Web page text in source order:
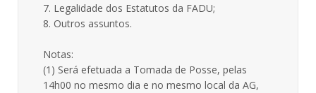
7. Legalidade dos Estatutos da FADU;
8. Outros assuntos.
Notas:
(1) Será efetuada a Tomada de Posse, pelas
14h00 no mesmo dia e no mesmo local da AG,